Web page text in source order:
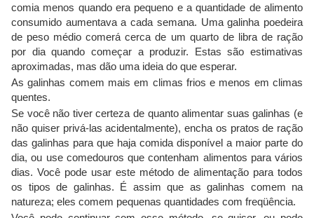
comia menos quando era pequeno e a quantidade de alimento
consumido aumentava a cada semana. Uma galinha poedeira
de peso médio comerá cerca de um quarto de libra de ração
por dia quando começar a produzir. Estas são estimativas
aproximadas, mas dão uma ideia do que esperar.
As galinhas comem mais em climas frios e menos em climas
quentes.
Se você não tiver certeza de quanto alimentar suas galinhas (e
não quiser privá-las acidentalmente), encha os pratos de ração
das galinhas para que haja comida disponível a maior parte do
dia, ou use comedouros que contenham alimentos para vários
dias. Você pode usar este método de alimentação para todos
os tipos de galinhas. É assim que as galinhas comem na
natureza; eles comem pequenas quantidades com freqüência.